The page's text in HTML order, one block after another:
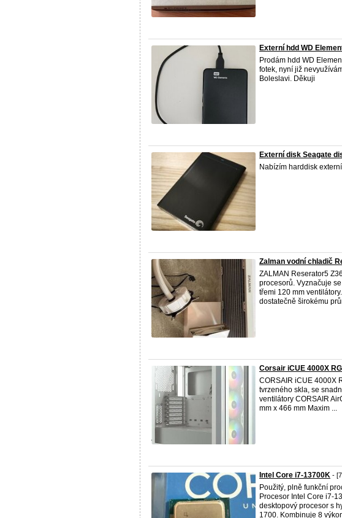
Externí hdd WD
Prodám hdd WD
fotek, nyní již
Boleslavi. Děkuji
Externí disk Seagate
Nabízím harddisk
Zalman vodní chladič
ZALMAN Reserator5
procesorů. Vyznačuje
třemi 120 mm
dostatečně širokému
Corsair iCUE 4000X
CORSAIR iCUE 4000X
tvrzeného skla, se
ventilátory CORSAIR
mm x 466 mm Maxim ...
Intel Core i7-13700K -
Použitý, plně funkční
Procesor Intel Core i7-
desktopový procesor s
1700. Kombinuje 8